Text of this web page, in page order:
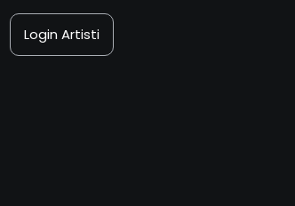
Login Artisti